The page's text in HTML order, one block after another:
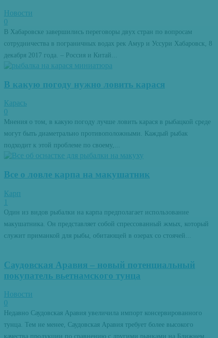
Новости
0
В Хабаровске завершились переговоры двух стран по вопросам
сотрудничества в пограничных водах рек Амур и Уссури Хабаровск, 8
декабря 2017 года. – Россия и Китай...
В какую погоду нужно ловить карася
Карась
0
Мнения о том, в какую погоду лучше ловить карася в рыбацкой среде
могут быть диаметрально противоположными. Каждый рыбак
подходит к этой проблеме по своему,...
Все о ловле карпа на макушатник
Карп
1
Один из видов рыбалки на карпа предполагает использование
макушатника. Он представляет собой спрессованный жмых, который
служит приманкой для рыбы, обитающей в озерах со стоячей...
Саудовская Аравия – новый потенциальный
покупатель вьетнамского тунца
Новости
0
Недавно Саудовская Аравия увеличила импорт консервированного
тунца. Тем не менее, Саудовская Аравия требует более высокого
качества продукции по сравнению с другими рынками на Ближнем...